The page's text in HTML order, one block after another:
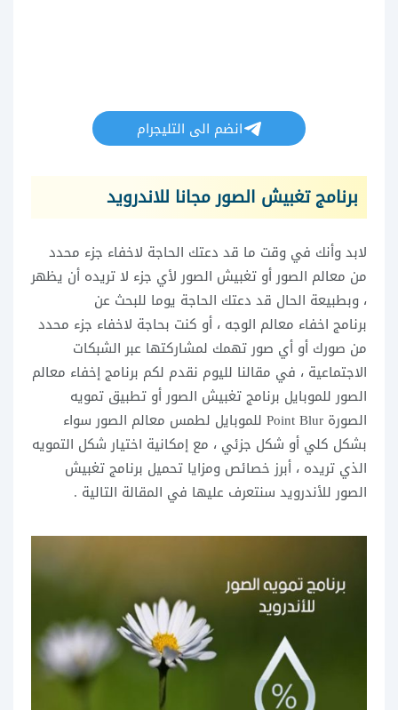
انضم الى التليجرام
برنامج تغبيش الصور مجانا للاندرويد
لابد وأنك في وقت ما قد دعتك الحاجة لاخفاء جزء محدد
من معالم الصور أو تغبيش الصور لأي جزء لا تريده أن يظهر
، وبطبيعة الحال قد دعتك الحاجة يوما للبحث عن
برنامج اخفاء معالم الوجه ، أو كنت بحاجة لاخفاء جزء محدد
من صورك أو أي صور تهمك لمشاركتها عبر الشبكات
الاجتماعية ، في مقالنا لليوم نقدم لكم برنامج إخفاء معالم
الصور للموبايل برنامج تغبيش الصور أو تطبيق تمويه
الصورة Point Blur للموبايل لطمس معالم الصور سواء
بشكل كلي أو شكل جزئي ، مع إمكانية اختيار شكل التمويه
الذي تريده ، أبرز خصائص ومزايا تحميل برنامج تغبيش
الصور للأندرويد سنتعرف عليها في المقالة التالية .